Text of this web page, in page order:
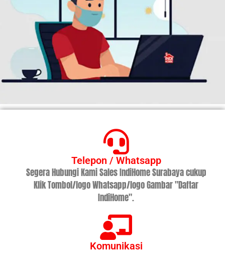
Telepon / Whatsapp
Segera Hubungi Kami Sales IndiHome Surabaya cukup
Klik Tombol/logo Whatsapp/logo Gambar "Daftar
IndiHome".
Komunikasi